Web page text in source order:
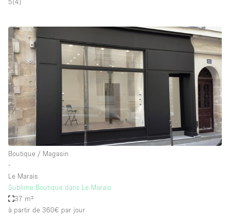
5(4)
Boutique / Magasin
∙
Le Marais
Sublime Boutique dans Le Marais
37 m²
à partir de 360€ par jour